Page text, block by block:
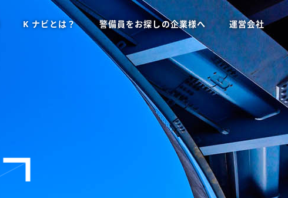
K ナビとは？ 警備員をお探しの企業様へ 運営会社